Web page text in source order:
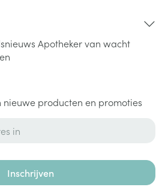
Apotheker van wacht
producten en promoties
Inschrijven